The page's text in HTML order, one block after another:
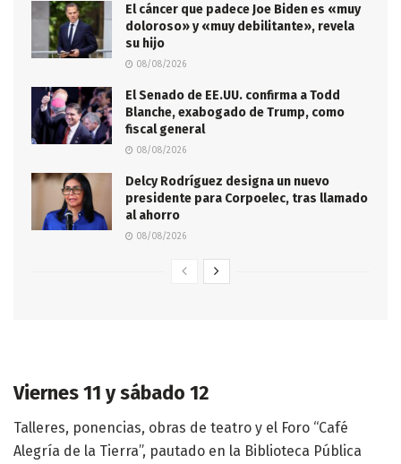
El cáncer que padece Joe Biden es «muy
doloroso» y «muy debilitante», revela
su hijo
08/08/2026
El Senado de EE.UU. confirma a Todd
Blanche, exabogado de Trump, como
fiscal general
08/08/2026
Delcy Rodríguez designa un nuevo
presidente para Corpoelec, tras llamado
al ahorro
08/08/2026
Viernes 11 y sábado 12
Talleres, ponencias, obras de teatro y el Foro “Café
Alegría de la Tierra”, pautado en la Biblioteca Pública